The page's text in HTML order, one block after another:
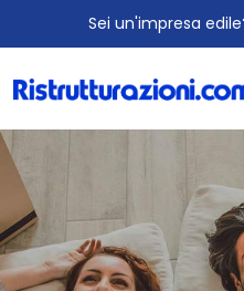
Sei un'impresa